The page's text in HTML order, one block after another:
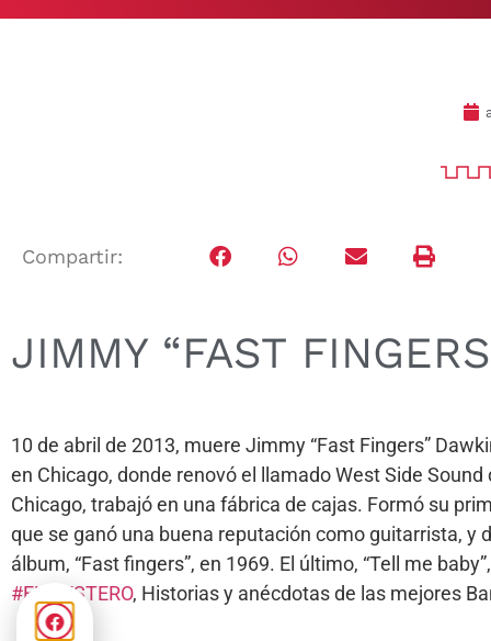
Compartir:
JIMMY “FAST
10 de abril de 2013, muere Jimmy “Fast Fingers”
en Chicago, donde renovó el llamado West Side
Chicago, trabajó en una fábrica de cajas. Formó su
que se ganó una buena reputación como guitarrista, y
álbum, “Fast fingers”, en 1969. El último, “Tell me
#ELSIESTERO, Historias y anécdotas de las mejores